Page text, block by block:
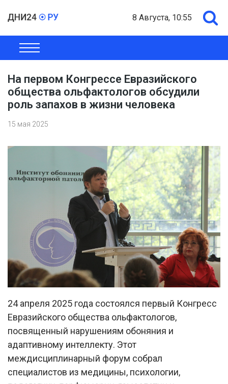
8 Августа, 10:55
ОБЩЕСТВО
На первом Конгрессе Евразийского
общества ольфактологов обсудили
роль запахов в жизни человека
15 мая 2025
24 апреля 2025 года состоялся первый Конгресс
Евразийского общества ольфактологов,
посвященный нарушениям обоняния и
адаптивному интеллекту. Этот
междисциплинарный форум собрал
специалистов из медицины, психологии,